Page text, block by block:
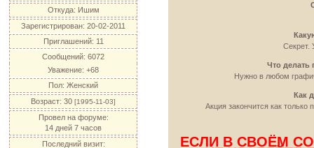
Откуда: Ишим
Зарегистрирован: 20-02-2011
Приглашений: 11
Сообщений: 6072
Уважение: +68
Пол: Женский
Возраст: 30 [1995-11-03]
Провел на форуме:
14 дней 7 часов
Последний визит:
Секрет.
Что делать
Нужно в любом
Как
Акция закончится как только
ЕСЛИ В СВОЁМ